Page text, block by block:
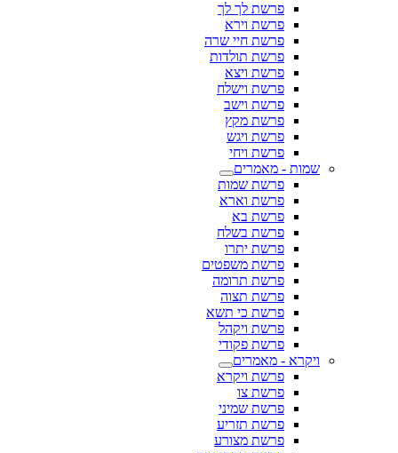
פרשת לך לך
פרשת וירא
פרשת חיי שרה
פרשת תולדות
פרשת ויצא
פרשת וישלח
פרשת וישב
פרשת מקץ
פרשת ויגש
פרשת ויחי
שמות - מאמרים
פרשת שמות
פרשת וארא
פרשת בא
פרשת בשלח
פרשת יתרו
פרשת משפטים
פרשת תרומה
פרשת תצוה
פרשת כי תשא
פרשת ויקהל
פרשת פקודי
ויקרא - מאמרים
פרשת ויקרא
פרשת צו
פרשת שמיני
פרשת תזריע
פרשת מצורע